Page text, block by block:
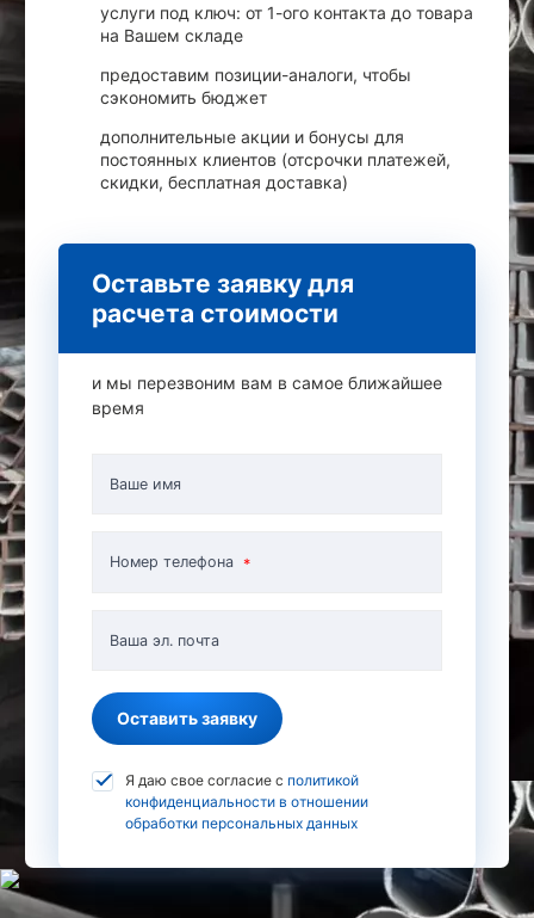
услуги под ключ: от 1-ого контакта до товара
на Вашем складе
предоставим позиции-аналоги, чтобы
сэкономить бюджет
дополнительные акции и бонусы для
постоянных клиентов (отсрочки платежей,
скидки, бесплатная доставка)
Оставьте заявку для
расчета стоимости
и мы перезвоним вам в самое ближайшее
время
Ваше имя
Номер телефона
Ваша эл. почта
Оставить заявку
Я даю свое согласие с политикой
конфиденциальности в отношении
обработки персональных данных